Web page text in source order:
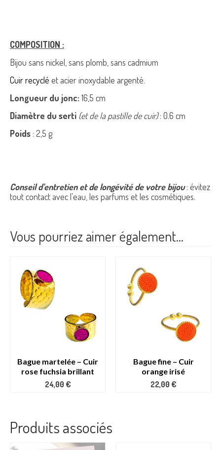
COMPOSITION :
Bijou sans nickel, sans plomb, sans cadmium
Cuir recyclé et acier inoxydable argenté.
Longueur du jonc:16,5 cm
Diamètre du serti (et de la pastille de cuir): 0.6 cm
Poids : 2,5 g
Conseil d’entretien et de longévité de votre bijou: évitez
tout contact avec l’eau, les parfums et les cosmétiques.
Vous pourriez aimer également…
Bague martelée – Cuir
rose fuchsia brillant
24,00 €
Bague fine – Cuir
orange irisé
22,00 €
Produits associés